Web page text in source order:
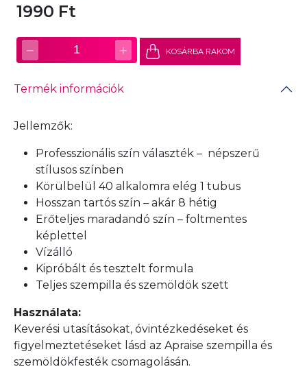
1990 Ft
− 1 + KOSÁRBA RAKOM
Termék információk
Jellemzők:
Professzionális szín választék – népszerű
stílusos színben
Körülbelül 40 alkalomra elég 1 tubus
Hosszan tartós szín – akár 8 hétig
Erőteljes maradandó szín – foltmentes
képlettel
Vízálló
Kipróbált és tesztelt formula
Teljes szempilla és szemöldök szett
Használata:
Keverési utasításokat, óvintézkedéseket és
figyelmeztetéseket lásd az Apraise szempilla és
szemöldökfesték csomagolásán.